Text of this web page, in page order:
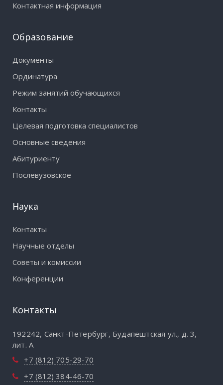
Контактная информация
Образование
Документы
Ординатура
Режим занятий обучающихся
Контакты
Целевая подготовка специалистов
Основные сведения
Абитуриенту
Послевузовское
Наука
Контакты
Научные отделы
Советы и комиссии
Конференции
Контакты
192242, Санкт-Петербург, Будапештская ул., д. 3,
лит. А
+7 (812) 705-29-70
+7 (812) 384-46-70